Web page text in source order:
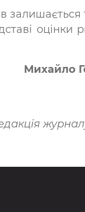
залишається
оцінки
Михайло